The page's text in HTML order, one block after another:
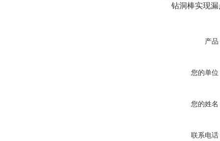
钻洞棒实现漏
产品
您的单位
您的姓名
联系电话